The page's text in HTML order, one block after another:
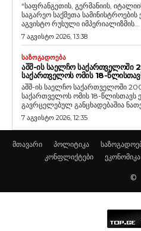
“საფრანგეთის, გერმანიის,
საგარეო საქმეთა
აგვისტო რუსული იმპერიალიზმის...
7 აგვისტო 2026, 13:38
ᲡᲐᲖᲝᲒᲐᲓᲝᲔᲑᲐ
ᲐᲨᲨ-ᲘᲡ ᲡᲐᲔᲚᲩᲝ ᲡᲐᲥᲐᲠᲗᲕᲔᲚᲝᲨᲘ
ᲡᲐᲥᲐᲠᲗᲕᲔᲚᲝᲡ ᲝᲛᲘᲡ 18-
აშშ-ის საელჩო საქართველოში
საქართველოს ომის 18-წლისთავს ეხმაურება.
გავრცელებულ განცხადებაშია
7 აგვისტო 2026, 12:35
მთავარი პოლიტიკა
კონფლიქტები
ეკონომიკა
©